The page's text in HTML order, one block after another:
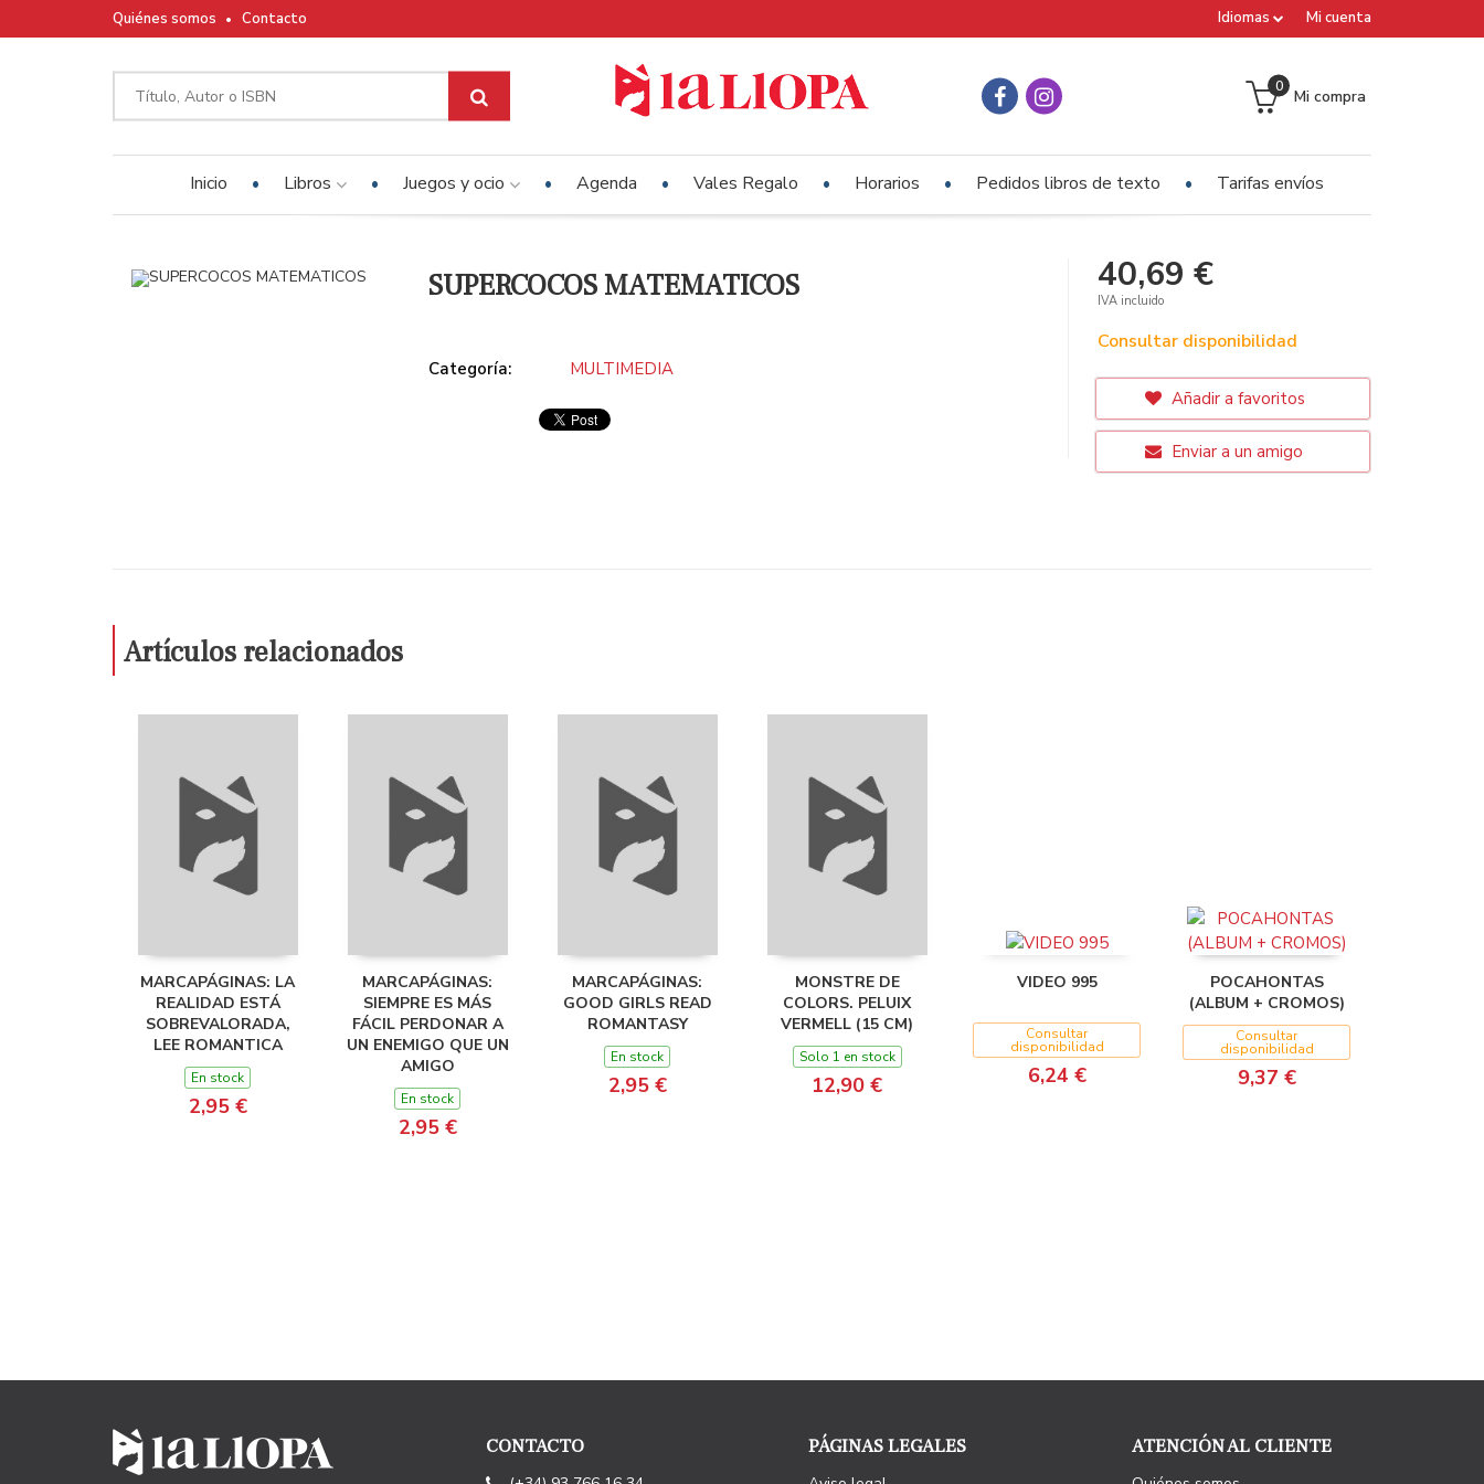
Mi cuenta
Idiomas
Quiénes somos Contacto
Mi compra
0
Inicio Libros Juegos y ocio Agenda Vales Regalo Horarios Pedidos libros de texto Tarifas envíos
SUPERCOCOS MATEMATICOS
Categoría: MULTIMEDIA
40,69 €
IVA incluido
Consultar disponibilidad
Añadir a favoritos
Enviar a un amigo
Artículos relacionados
MARCAPÁGINAS: LA
REALIDAD ESTÁ
SOBREVALORADA,
LEE ROMANTICA
En stock
2,95 €
MARCAPÁGINAS:
SIEMPRE ES MÁS
FÁCIL PERDONAR A
UN ENEMIGO QUE UN
AMIGO
En stock
2,95 €
MARCAPÁGINAS:
GOOD GIRLS READ
ROMANTASY
En stock
2,95 €
MONSTRE DE
COLORS. PELUIX
VERMELL (15 CM)
Solo 1 en stock
12,90 €
VIDEO 995
Consultar
disponibilidad
6,24 €
POCAHONTAS
(ALBUM + CROMOS)
Consultar
disponibilidad
9,37 €
CONTACTO PÁGINAS LEGALES ATENCIÓN AL CLIENTE